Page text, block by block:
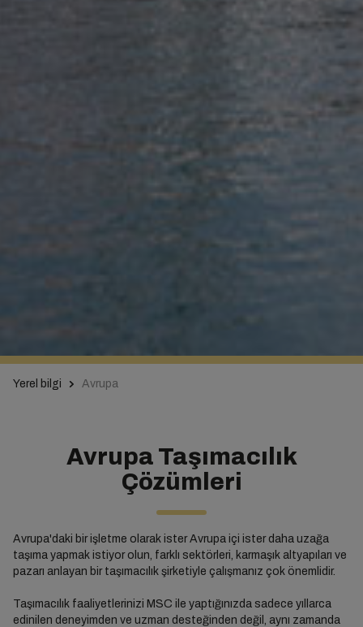
Yerel bilgi Avrupa
Avrupa Taşımacılık
Çözümleri
Avrupa'daki bir işletme olarak ister Avrupa içi ister daha uzağa
taşıma yapmak istiyor olun, farklı sektörleri, karmaşık altyapıları ve
pazarı anlayan bir taşımacılık şirketiyle çalışmanız çok önemlidir.
Taşımacılık faaliyetlerinizi MSC ile yaptığınızda sadece yıllarca
edinilen deneyimden ve uzman desteğinden değil, aynı zamanda